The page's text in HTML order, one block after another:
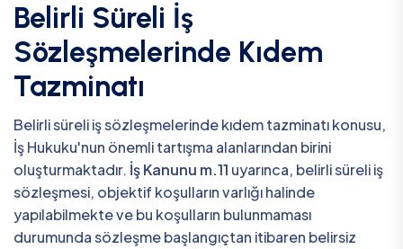
Belirli Süreli İş
Sözleşmelerinde Kıdem
Tazminatı
Belirli süreli iş sözleşmelerinde kıdem tazminatı konusu,
İş Hukuku'nun önemli tartışma alanlarından birini
oluşturmaktadır. İş Kanunu m.11 uyarınca, belirli süreli iş
sözleşmesi, objektif koşulların varlığı halinde
yapılabilmekte ve bu koşulların bulunmaması
durumunda sözleşme başlangıçtan itibaren belirsiz